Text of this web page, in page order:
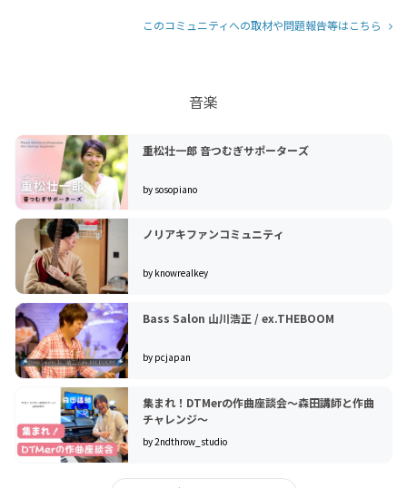
このコミュニティへの取材や問題報告等はこちら
音楽
重松壮一郎 音つむぎサポーターズ
by sosopiano
ノリアキファンコミュニティ
by knowrealkey
Bass Salon 山川浩正 / ex.THEBOOM
by pcjapan
集まれ！DTMerの作曲座談会〜森田講師と作曲
チャレンジ〜
by 2ndthrow_studio